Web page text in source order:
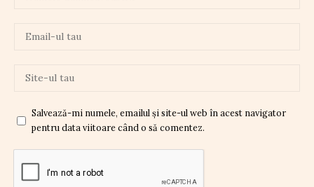
Salvează-mi numele, emailul și site-ul web în acest navigator
pentru data viitoare când o să comentez.